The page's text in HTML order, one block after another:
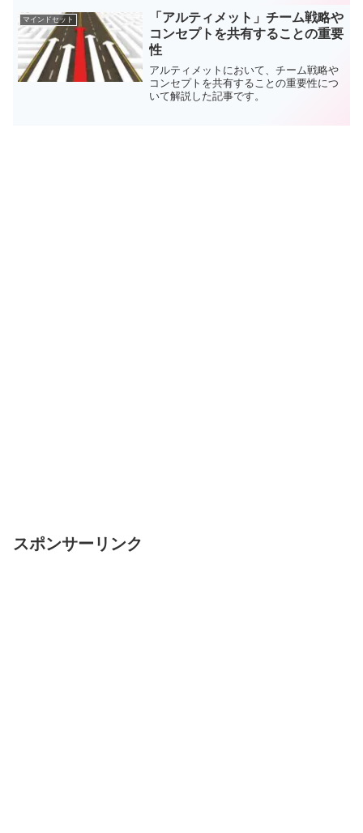
マインドセット
「アルティメット」チーム戦略や
コンセプトを共有することの重要
性
アルティメットにおいて、チーム戦略や
コンセプトを共有することの重要性につ
いて解説した記事です。
スポンサーリンク